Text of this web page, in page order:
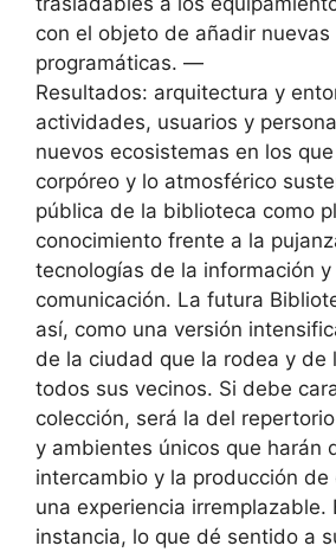
con el objeto de añadir nuevas
programáticas. —
Resultados: arquitectura y
actividades, usuarios y
nuevos ecosistemas en los
corpóreo y lo atmosférico
pública de la biblioteca como
conocimiento frente a la
tecnologías de la información y
comunicación. La futura
así, como una versión
de la ciudad que la rodea y de
todos sus vecinos. Si debe
colección, será la del
y ambientes únicos que harán
intercambio y la producción de
una experiencia irremplazable.
instancia, lo que dé sentido a